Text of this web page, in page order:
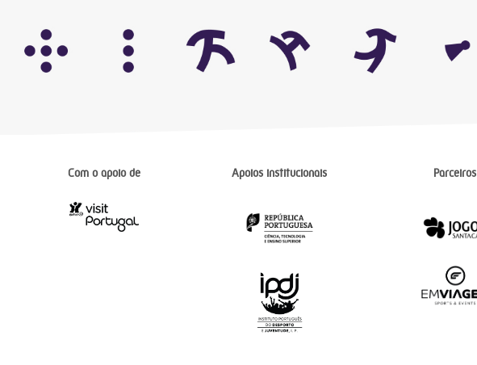
Com o apoio de Apoios institucionais Parceiros